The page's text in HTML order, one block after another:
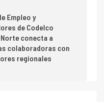
producción de
a 2 millones de
tras récord en
Empleo y
de Codelco
conecta a
colaboradoras con
regionales